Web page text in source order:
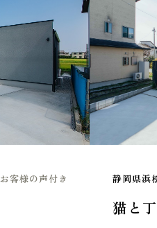
お客様の声付き 静岡県
猫と